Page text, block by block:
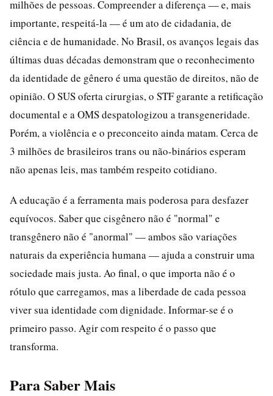
milhões de pessoas. Compreender a diferença — e, mais
importante, respeitá-la — é um ato de cidadania, de
ciência e de humanidade. No Brasil, os avanços legais das
últimas duas décadas demonstram que o reconhecimento
da identidade de gênero é uma questão de direitos, não de
opinião. O SUS oferta cirurgias, o STF garante a retificação
documental e a OMS despatologizou a transgeneridade.
Porém, a violência e o preconceito ainda matam. Cerca de
3 milhões de brasileiros trans ou não-binários esperam
não apenas leis, mas também respeito cotidiano.
A educação é a ferramenta mais poderosa para desfazer
equívocos. Saber que cisgênero não é "normal" e
transgênero não é "anormal" — ambos são variações
naturais da experiência humana — ajuda a construir uma
sociedade mais justa. Ao final, o que importa não é o
rótulo que carregamos, mas a liberdade de cada pessoa
viver sua identidade com dignidade. Informar-se é o
primeiro passo. Agir com respeito é o passo que
transforma.
Para Saber Mais